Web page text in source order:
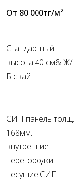
От 80 000тг/м²
Стандартный
высота 40 см& Ж/
Б свай
СИП панель толщ.
168мм,
внутренние
перегородки
несущие СИП